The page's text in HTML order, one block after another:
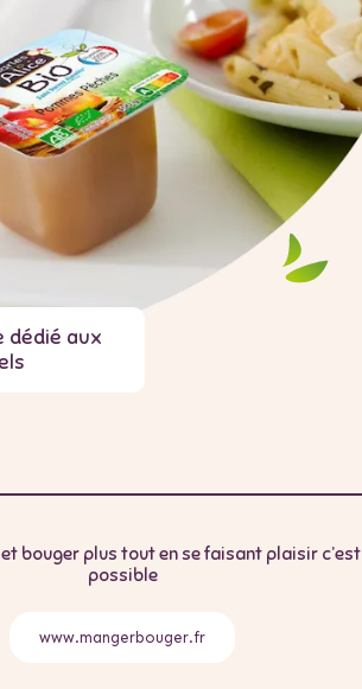
dédié aux
bouger plus tout en se faisant plaisir c’est
possible
www.mangerbouger.fr